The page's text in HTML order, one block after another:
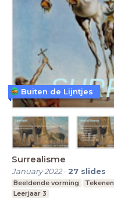
Surrealisme
January 2022- 27 slides
Beeldende vorming Tekenen
Leerjaar 3
Buiten de Lijntjes